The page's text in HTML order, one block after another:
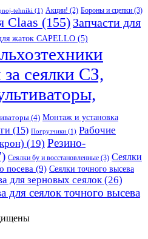
tehniki (1) Акции! (2) Бороны и сцепки (3)
Claas (155) Запчасти для
жаток CAPELLO (5)
за сеялки СЗ,
(4) Монтаж и установка
(15) Погрузчики (1) Рабочие
(19) Резино-
Сеялки бу и восстановленные (3) Сеялки
посева (9) Сеялки точного высева
для зерновых сеялок(26)
для сеялок точного высева